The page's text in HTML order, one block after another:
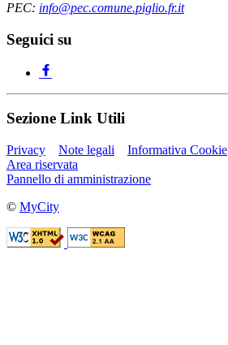
PEC: info@pec.comune.piglio.fr.it
Seguici su
Sezione Link Utili
Privacy Note legali
Informativa Cookie
Area riservata
Pannello di amministrazione
© MyCity